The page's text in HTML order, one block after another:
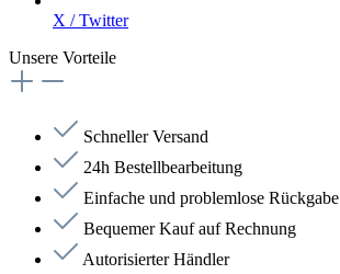
X / Twitter
Unsere Vorteile
Schneller Versand
24h Bestellbearbeitung
Einfache und problemlose Rückgabe
Bequemer Kauf auf Rechnung
Autorisierter Händler